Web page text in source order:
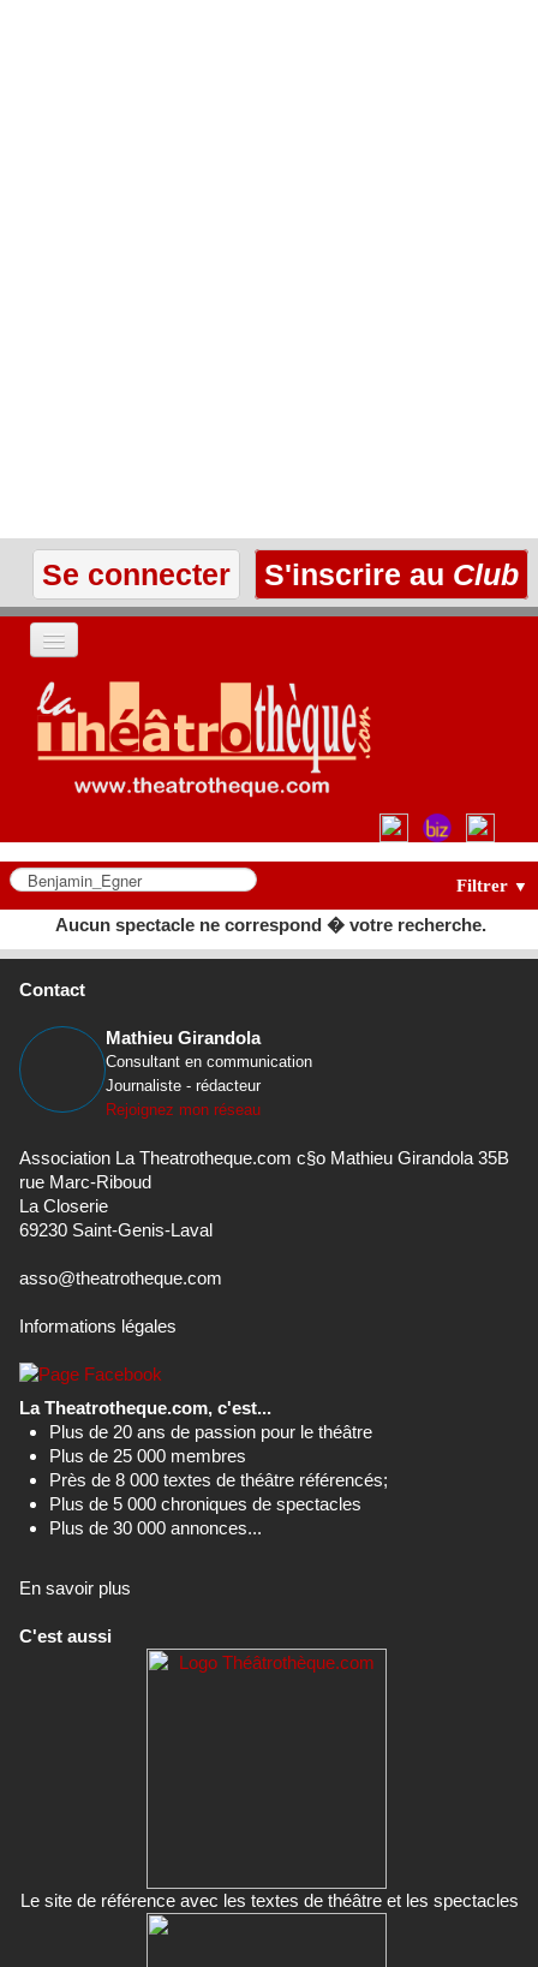
Se connecter S'inscrire au Club
ACCUEIL
LES TEXTES
LES ANNONCES
LE CLUB
Filtrer ▼
Aucun spectacle ne correspond � votre recherche.
Contact
Mathieu Girandola
Consultant en communication
Journaliste - rédacteur
Rejoignez mon réseau
Association La Theatrotheque.com c§o Mathieu Girandola 35B
rue Marc-Riboud
La Closerie
69230 Saint-Genis-Laval
asso@theatrotheque.com
Informations légales
La Theatrotheque.com, c'est...
Plus de 20 ans de passion pour le théâtre
Plus de 25 000 membres
Près de 8 000 textes de théâtre référencés;
Plus de 5 000 chroniques de spectacles
Plus de 30 000 annonces...
En savoir plus
C'est aussi
Le site de référence avec les textes de théâtre et les spectacles